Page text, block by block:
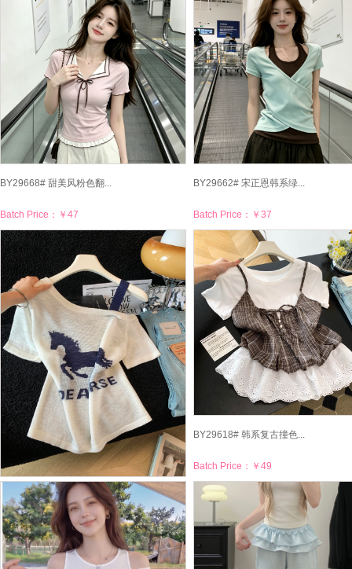
Batch Price：￥80
BY29668# 甜美风粉色翻...
Batch Price： ￥47
BY29662# 宋正恩韩系绿...
Batch Price： ￥37
BY29619# 法式纯欲甜辣...
Batch Price：￥43
BY29618# 韩系复古撞色...
Batch Price： ￥49